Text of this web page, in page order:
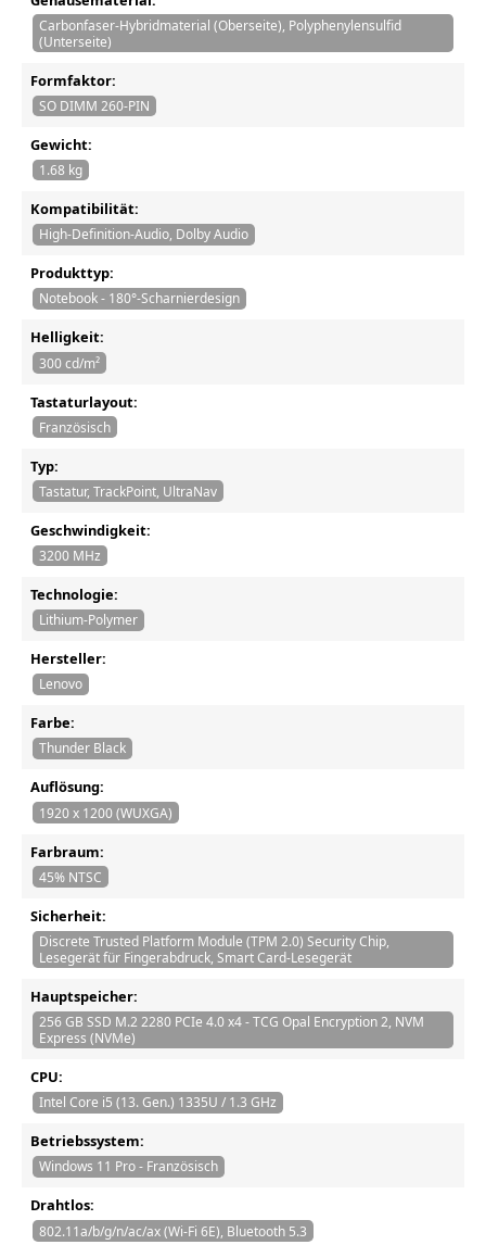
Carbonfaser-Hybridmaterial (Oberseite), Polyphenylensulfid
(Unterseite)
Formfaktor:
SO DIMM 260-PIN
Gewicht:
1.68 kg
Kompatibilität:
High-Definition-Audio, Dolby Audio
Produkttyp:
Notebook - 180°-Scharnierdesign
Helligkeit:
300 cd/m²
Tastaturlayout:
Französisch
Typ:
Tastatur, TrackPoint, UltraNav
Geschwindigkeit:
3200 MHz
Technologie:
Lithium-Polymer
Hersteller:
Lenovo
Farbe:
Thunder Black
Auflösung:
1920 x 1200 (WUXGA)
Farbraum:
45% NTSC
Sicherheit:
Discrete Trusted Platform Module (TPM 2.0) Security Chip,
Lesegerät für Fingerabdruck, Smart Card-Lesegerät
Hauptspeicher:
256 GB SSD M.2 2280 PCIe 4.0 x4 - TCG Opal Encryption 2, NVM
Express (NVMe)
CPU:
Intel Core i5 (13. Gen.) 1335U / 1.3 GHz
Betriebssystem:
Windows 11 Pro - Französisch
Drahtlos:
802.11a/b/g/n/ac/ax (Wi-Fi 6E), Bluetooth 5.3